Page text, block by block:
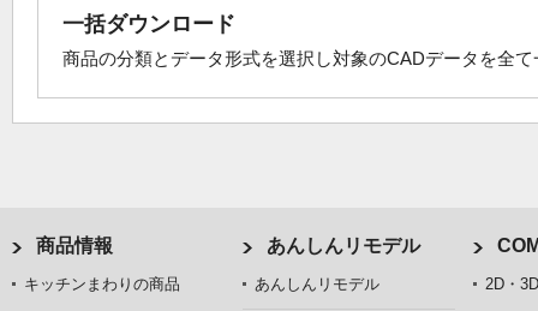
一括ダウンロード
商品の分類とデータ形式を選択し対象のCADデータを全
商品情報
キッチンまわりの商品
あんしんリモデル
あんしんリモデル
2D・